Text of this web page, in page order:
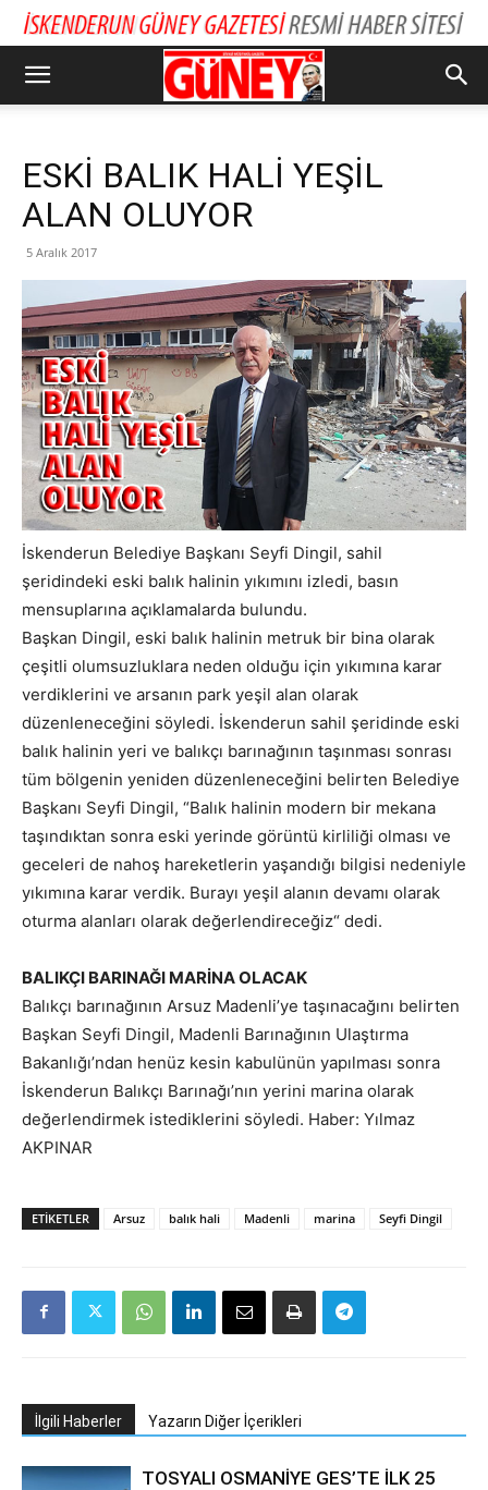
ESKİ BALIK HALİ YEŞİL
ALAN OLUYOR
5 Aralık 2017
İskenderun Belediye Başkanı Seyfi Dingil, sahil
şeridindeki eski balık halinin yıkımını izledi, basın
mensuplarına açıklamalarda bulundu.
Başkan Dingil, eski balık halinin metruk bir bina olarak
çeşitli olumsuzluklara neden olduğu için yıkımına karar
verdiklerini ve arsanın park yeşil alan olarak
düzenleneceğini söyledi. İskenderun sahil şeridinde eski
balık halinin yeri ve balıkçı barınağının taşınması sonrası
tüm bölgenin yeniden düzenleneceğini belirten Belediye
Başkanı Seyfi Dingil, “Balık halinin modern bir mekana
taşındıktan sonra eski yerinde görüntü kirliliği olması ve
geceleri de nahoş hareketlerin yaşandığı bilgisi nedeniyle
yıkımına karar verdik. Burayı yeşil alanın devamı olarak
oturma alanları olarak değerlendireceğiz“ dedi.
BALIKÇI BARINAĞI MARİNA OLACAK
Balıkçı barınağının Arsuz Madenli’ye taşınacağını belirten
Başkan Seyfi Dingil, Madenli Barınağının Ulaştırma
Bakanlığı’ndan henüz kesin kabulünün yapılması sonra
İskenderun Balıkçı Barınağı’nın yerini marina olarak
değerlendirmek istediklerini söyledi. Haber: Yılmaz
AKPINAR
ETIKETLER Arsuz balık hali Madenli marina Seyfi Dingil
İlgili Haberler Yazarın Diğer İçerikleri
TOSYALI OSMANİYE GES’TE İLK 25